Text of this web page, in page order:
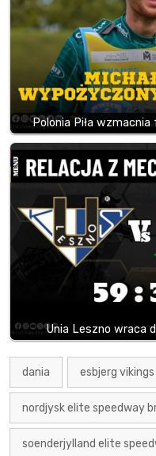
Polonia Piła
Unia Leszno wraca
dania esbjerg vikings
nordjysk elite speedway
soenderjylland elite